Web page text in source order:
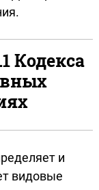
Кодекса
и
видовые